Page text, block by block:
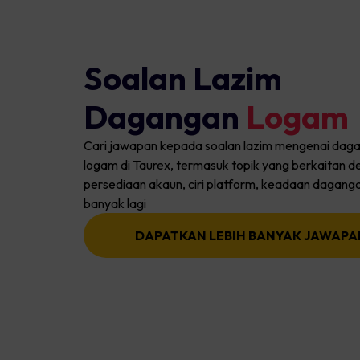
Soalan Lazim
Dagangan Logam
Cari jawapan kepada soalan lazim mengenai
logam di Taurex, termasuk topik yang berkaitan
persediaan akaun, ciri platform, keadaan
banyak lagi
DAPATKAN LEBIH BANYAK